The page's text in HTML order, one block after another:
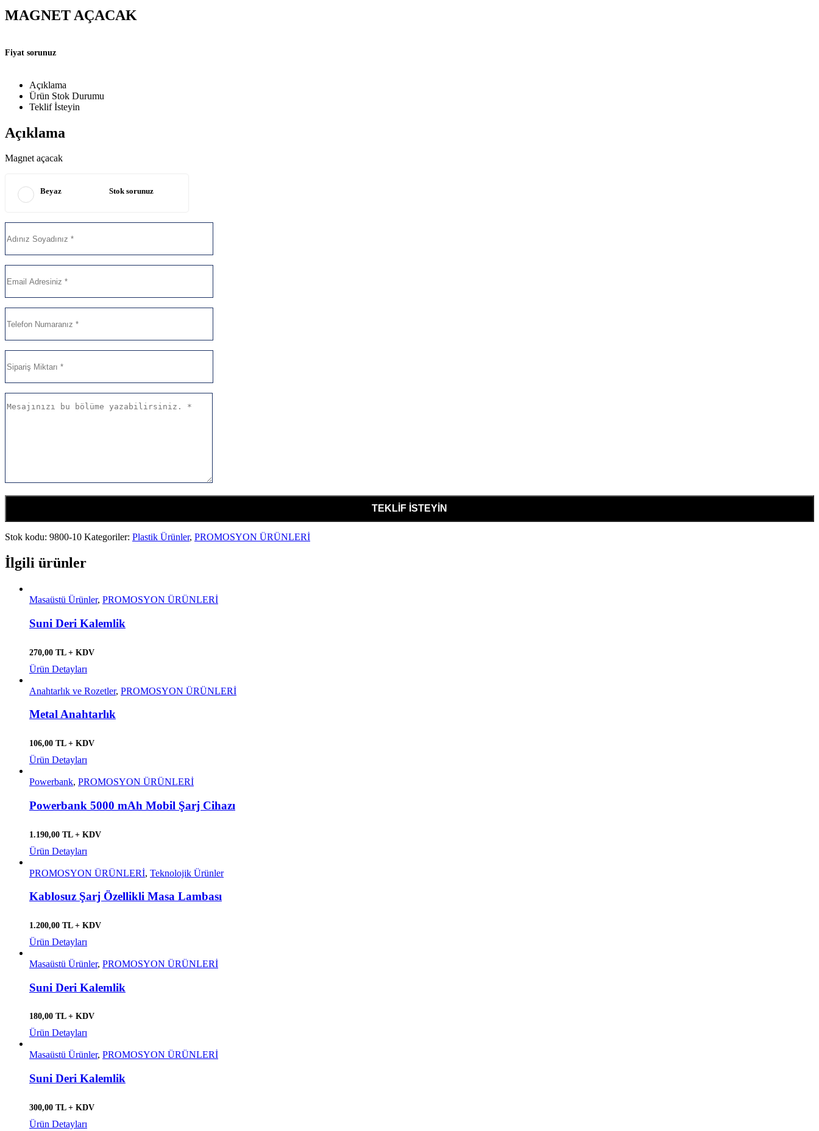
MAGNET AÇACAK
Fiyat sorunuz
Açıklama
Ürün Stok Durumu
Teklif İsteyin
Açıklama
Magnet açacak
Beyaz Stok sorunuz
Stok kodu: 9800-10 Kategoriler: Plastik Ürünler, PROMOSYON ÜRÜNLERİ
İlgili ürünler
Masaüstü Ürünler, PROMOSYON ÜRÜNLERİ
Suni Deri Kalemlik
270,00 TL + KDV
Ürün Detayları
Anahtarlık ve Rozetler, PROMOSYON ÜRÜNLERİ
Metal Anahtarlık
106,00 TL + KDV
Ürün Detayları
Powerbank, PROMOSYON ÜRÜNLERİ
Powerbank 5000 mAh Mobil Şarj Cihazı
1.190,00 TL + KDV
Ürün Detayları
PROMOSYON ÜRÜNLERİ, Teknolojik Ürünler
Kablosuz Şarj Özellikli Masa Lambası
1.200,00 TL + KDV
Ürün Detayları
Masaüstü Ürünler, PROMOSYON ÜRÜNLERİ
Suni Deri Kalemlik
180,00 TL + KDV
Ürün Detayları
Masaüstü Ürünler, PROMOSYON ÜRÜNLERİ
Suni Deri Kalemlik
300,00 TL + KDV
Ürün Detayları